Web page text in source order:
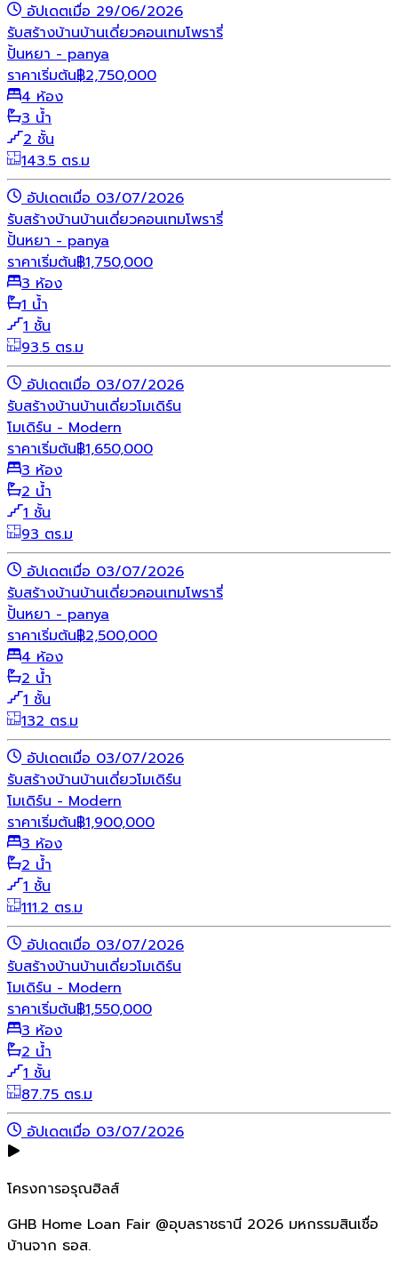
อัปเดตเมื่อ 29/06/2026
รับสร้างบ้านบ้านเดี่ยวคอนเทมโพรารี่
ปั้นหยา - panya
ราคาเริ่มต้น฿2,750,000
4 ห้อง
3 น้ำ
2 ชั้น
143.5 ตร.ม
อัปเดตเมื่อ 03/07/2026
รับสร้างบ้านบ้านเดี่ยวคอนเทมโพรารี่
ปั้นหยา - panya
ราคาเริ่มต้น฿1,750,000
3 ห้อง
1 น้ำ
1 ชั้น
93.5 ตร.ม
อัปเดตเมื่อ 03/07/2026
รับสร้างบ้านบ้านเดี่ยวโมเดิร์น
โมเดิร์น - Modern
ราคาเริ่มต้น฿1,650,000
3 ห้อง
2 น้ำ
1 ชั้น
93 ตร.ม
อัปเดตเมื่อ 03/07/2026
รับสร้างบ้านบ้านเดี่ยวคอนเทมโพรารี่
ปั้นหยา - panya
ราคาเริ่มต้น฿2,500,000
4 ห้อง
2 น้ำ
1 ชั้น
132 ตร.ม
อัปเดตเมื่อ 03/07/2026
รับสร้างบ้านบ้านเดี่ยวโมเดิร์น
โมเดิร์น - Modern
ราคาเริ่มต้น฿1,900,000
3 ห้อง
2 น้ำ
1 ชั้น
111.2 ตร.ม
อัปเดตเมื่อ 03/07/2026
รับสร้างบ้านบ้านเดี่ยวโมเดิร์น
โมเดิร์น - Modern
ราคาเริ่มต้น฿1,550,000
3 ห้อง
2 น้ำ
1 ชั้น
87.75 ตร.ม
อัปเดตเมื่อ 03/07/2026
โครงการอรุณฮิลส์
GHB Home Loan Fair @อุบลราชธานี 2026 มหกรรมสินเชื่อ
บ้านจาก ธอส.